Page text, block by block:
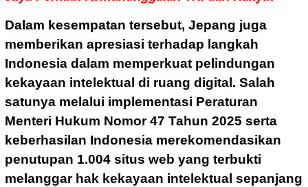
Dalam kesempatan tersebut, Jepang juga
memberikan apresiasi terhadap langkah
Indonesia dalam memperkuat pelindungan
kekayaan intelektual di ruang digital. Salah
satunya melalui implementasi Peraturan
Menteri Hukum Nomor 47 Tahun 2025 serta
keberhasilan Indonesia merekomendasikan
penutupan 1.004 situs web yang terbukti
melanggar hak kekayaan intelektual sepanjang